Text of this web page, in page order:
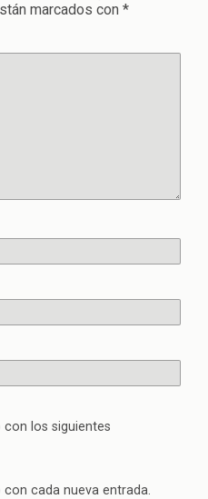
marcados con *
los siguientes
cada nueva entrada.